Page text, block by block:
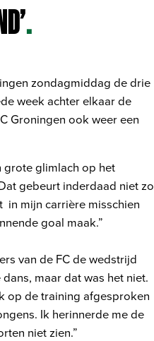
.
zondagmiddag de drie
week achter elkaar de
Groningen ook weer een
grote glimlach op het
gebeurt inderdaad niet zo
in mijn carrière misschien
goal maak.”
van de FC de wedstrijd
maar dat was het niet.
op de training afgesproken
Ik herinnerde me de
niet zien.”